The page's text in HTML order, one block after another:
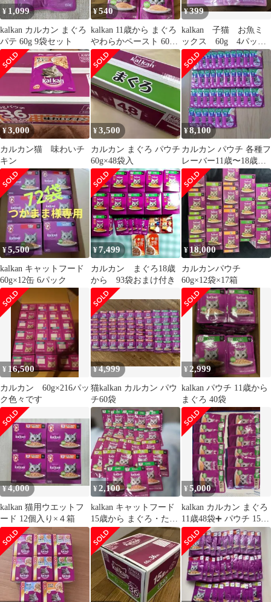
¥ 1,099
kalkan カルカン まぐろ
パテ 60g 9袋セット
¥540
kalkan 11歳から まぐろ
やわらかペースト 60g 4
袋セット
¥399
kalkan 子猫 お魚ミ
ックス 60g 4パッ
ク ゼリー仕立て カ
ルカン
¥3,000
カルカン猫 味わいチ
キン
¥3,500
カルカン まぐろ パウチ
60g×48袋入
¥8,100
カルカン パウチ 各種フ
レーバー11歳〜18歳用
まとめ売り
¥5,500
kalkan キャットフード
60g×12缶 6パック
¥7,499
カルカン まぐろ18歳
から 93袋おまけ付き
¥ 18,000
カルカンパウチ
60g×12袋×17箱
¥ 16,500
カルカン 60g×216パッ
ク色々です
¥4,999
猫kalkan カルカン パウ
チ60袋
¥2,999
kalkan パウチ 11歳から
まぐろ 40袋
¥4,000
kalkan 猫用ウエットフ
ード 12個入り×４箱
¥2,100
kalkan キャットフード
15歳から まぐろ・たい
入り二種類 23袋
¥5,000
kalkan カルカン まぐろ
11歳48袋➕ パウチ 15歳
70g16袋